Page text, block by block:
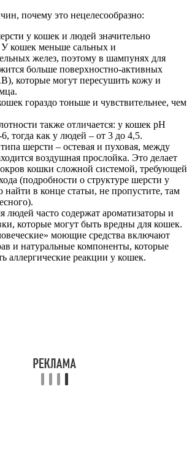
почему это нецелесообразно:
у кошек и людей значительно
У кошек меньше сальных и
желез, поэтому в шампунях для
больше поверхностно-активных
которые могут пересушить кожу и
гораздо тоньше и чувствительнее, чем
также отличается: у кошек pH
6, тогда как у людей – от 3 до 4,5.
шерсти – остевая и пуховая, между
воздушная прослойка. Это делает
кошки сложной системой, требующей
(подробности о структуре шерсти у
в конце статьи, не пропустите, там
часто содержат ароматизаторы и
которые могут быть вредны для кошек.
моющие средства включают
и натуральные компоненты, которые
аллергические реакции у кошек.